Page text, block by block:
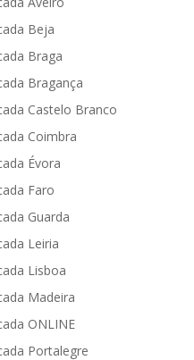
Beja
Braga
Bragança
Castelo Branco
Coimbra
Évora
Faro
Guarda
Leiria
Lisboa
Madeira
ONLINE
Portalegre